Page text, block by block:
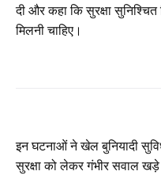
दी और कहा कि सुरक्षा
मिलनी चाहिए।
इन घटनाओं ने खेल बुनियादी
सुरक्षा को लेकर गंभीर सवाल